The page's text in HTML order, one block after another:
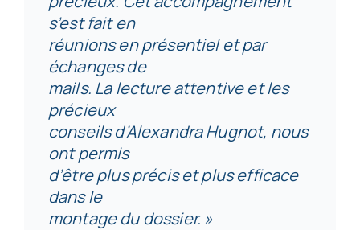
s’est fait en
réunions en présentiel et par
échanges de
mails. La lecture attentive et les
précieux
conseils d’Alexandra Hugnot, nous
ont permis
d’être plus précis et plus efficace
dans le
montage du dossier. »